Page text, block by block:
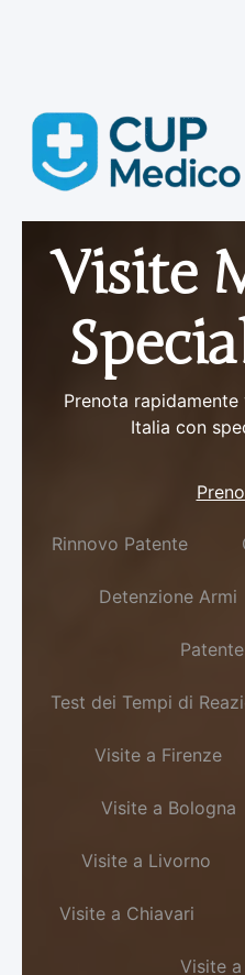
al
contenuto
Visite
Prenota
Italia con
Rinnovo Patente
Detenzione Armi
Test dei Tempi di
Visite a Firenze
Visite a Bologna
Visite a Livorno
Visite a Chiavari
Visite